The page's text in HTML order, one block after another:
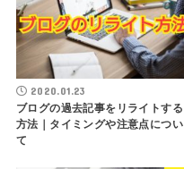
2020.01.23
ブログの過去記事をリライトする
方法｜タイミングや注意点につい
て